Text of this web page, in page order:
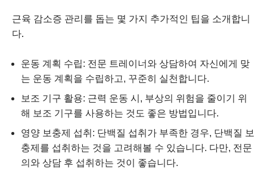
근육 감소증 관리를 돕는 몇 가지 추가적인 팁을 소개합니
다.
운동 계획 수립: 전문 트레이너와 상담하여 자신에게 맞
는 운동 계획을 수립하고, 꾸준히 실천합니다.
보조 기구 활용: 근력 운동 시, 부상의 위험을 줄이기 위
해 보조 기구를 사용하는 것도 좋은 방법입니다.
영양 보충제 섭취: 단백질 섭취가 부족한 경우, 단백질 보
충제를 섭취하는 것을 고려해볼 수 있습니다. 다만, 전문
의와 상담 후 섭취하는 것이 좋습니다.